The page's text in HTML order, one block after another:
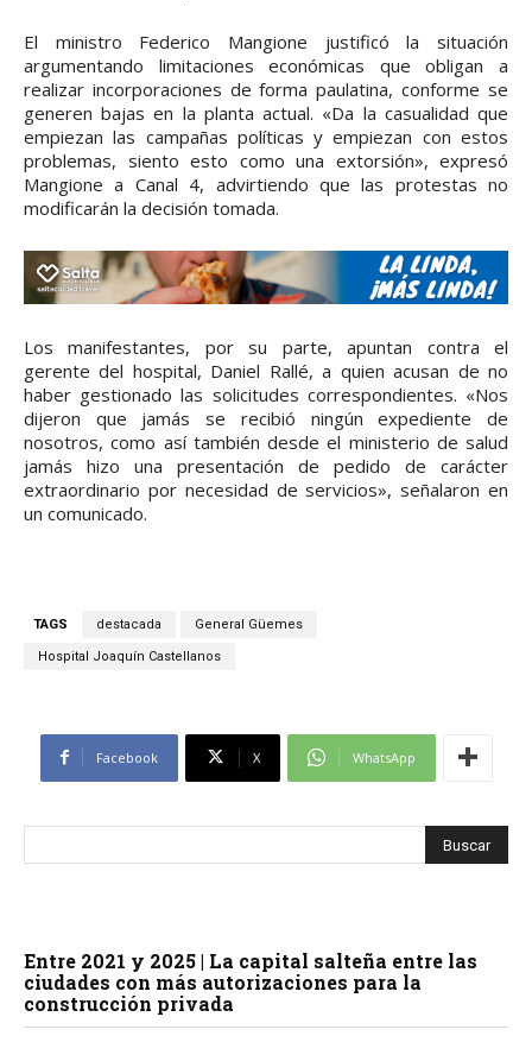
El ministro Federico Mangione justificó la situación
argumentando limitaciones económicas que obligan a
realizar incorporaciones de forma paulatina, conforme se
generen bajas en la planta actual. «Da la casualidad que
empiezan las campañas políticas y empiezan con estos
problemas, siento esto como una extorsión», expresó
Mangione a Canal 4, advirtiendo que las protestas no
modificarán la decisión tomada.
Los manifestantes, por su parte, apuntan contra el
gerente del hospital, Daniel Rallé, a quien acusan de no
haber gestionado las solicitudes correspondientes. «Nos
dijeron que jamás se recibió ningún expediente de
nosotros, como así también desde el ministerio de salud
jamás hizo una presentación de pedido de carácter
extraordinario por necesidad de servicios», señalaron en
un comunicado.
TAGS destacada General Güemes
Hospital Joaquín Castellanos
Facebook X WhatsApp
Entre 2021 y 2025 | La capital salteña entre las
ciudades con más autorizaciones para la
construcción privada